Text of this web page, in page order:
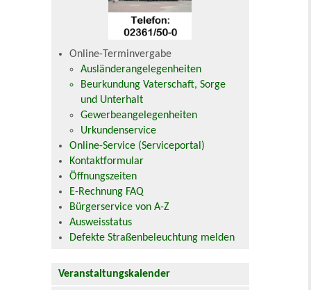
Online-Terminvergabe
Ausländerangelegenheiten
Beurkundung Vaterschaft, Sorge
und Unterhalt
Gewerbeangelegenheiten
Urkundenservice
Online-Service (Serviceportal)
Kontaktformular
Öffnungszeiten
E-Rechnung FAQ
Bürgerservice von A-Z
Ausweisstatus
Defekte Straßenbeleuchtung melden
Veranstaltungskalender